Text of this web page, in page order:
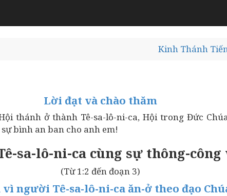
Kinh Thánh
Lời đạt và chào thăm
thánh ở thành Tê-sa-lô-ni-ca, Hội trong Đức
bình an ban cho anh em!
sa-lô-ni-ca cùng sự thông-
(Từ 1:2 đến đoạn 3)
vì người Tê-sa-lô-ni-ca ăn-ở theo đạo